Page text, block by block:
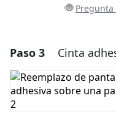
Pregunta
Agregar
Paso 3 Cinta